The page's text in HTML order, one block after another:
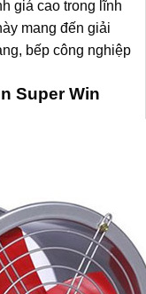
giá cao trong lĩnh
mang đến giải
bếp công nghiệp
Super Win